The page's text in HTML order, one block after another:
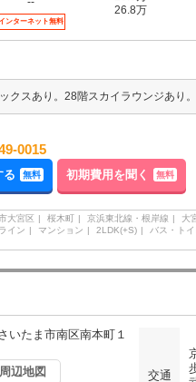
ンターネット無料
26.8万
0015
る 無料 初期費用を聞く 無料
大宮区 桜木町 京浜東北線・根岸線 大
イン
マンション 2LDK(+S) バス・トイ
いたま市南区南本町１
周辺地図
交通